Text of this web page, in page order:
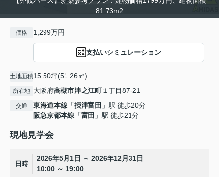
81.73m2
価格 1,299万円
支払いシミュレーション
土地面積15.50坪(51.26㎡)
所在地 大阪府高槻市津之江町１丁目87-21
交通 東海道本線 「摂津富田 」駅 徒歩20分
阪急京都本線 「富田 」駅 徒歩21分
現地見学会
日時
2026年5月1日 ～ 2026年12月31日
10:00 ～ 19:00